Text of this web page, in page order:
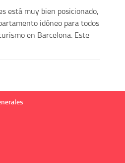
está muy bien posicionado,
idóneo para todos
en Barcelona. Este